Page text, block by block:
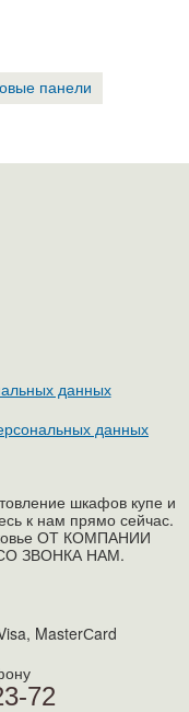
панели
данных
данных
шкафов купе и
к нам прямо сейчас.
ОТ КОМПАНИИ
ЗВОНКА НАМ.
MasterСard
72